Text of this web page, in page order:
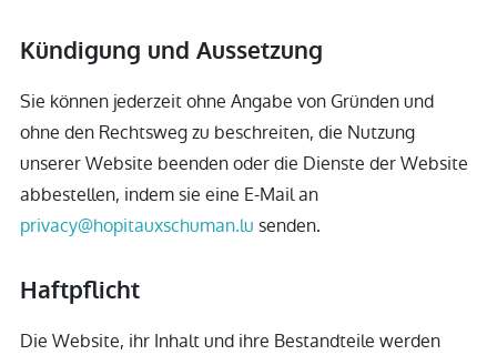
Kündigung und Aussetzung
Sie können jederzeit ohne Angabe von Gründen und
ohne den Rechtsweg zu beschreiten, die Nutzung
unserer Website beenden oder die Dienste der Website
abbestellen, indem sie eine E-Mail an
privacy@hopitauxschuman.lu senden.
Haftpflicht
Die Website, ihr Inhalt und ihre Bestandteile werden